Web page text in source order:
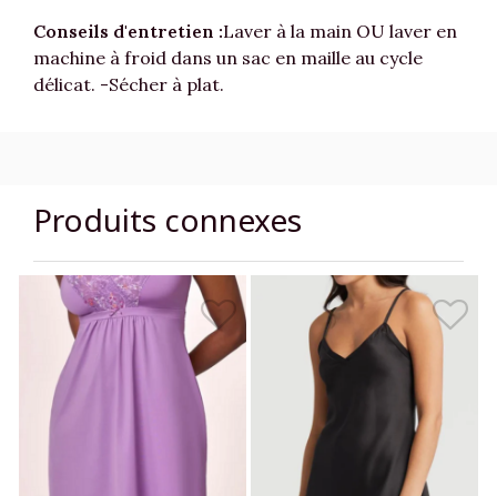
Conseils d'entretien :Laver à la main OU laver en
machine à froid dans un sac en maille au cycle
délicat. -Sécher à plat.
Produits connexes